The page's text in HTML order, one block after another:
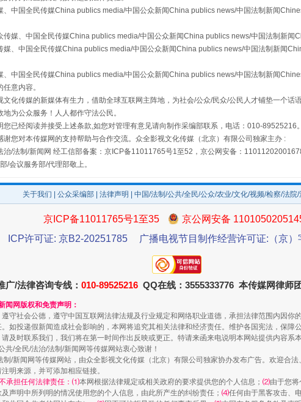
隐身衣” 如何以同查同治破解风腐交织难题
艺术幻境 一颗心始终滚烫
、中国全民传媒China publics media/中国公众新闻China publics news/中国法制新闻
传媒、中国全民传媒China publics media/中国公众新闻China publics news/中国法制新闻
媒、中国全民传媒China publics media/中国公众新闻China publics news/中国法制新闻
、中国全民传媒China publics media/中国公众新闻China publics news/中国法制新闻
意内容。
化传媒的新媒体有生力，借助全球互联网主阵地，为社会/公众/民众/公民人才铺垫一个话
为公众服务！人人都作守法公民。
您已经阅读并接受上述条款,如您对管理有意见请向制作采编部联系，电话：010-
您对本传媒网的支持帮助与合作交流。众全影视文化传媒（北京）有限公司独家主办 :
治/法制/新闻网 经工信部备案：京ICP备11011765号1至52，京公网安备：
/会议服务部/代理部敬上。
关于我们 公众采编部 法律声明 | 中国/法制/公共/全民/公众/农业/文化/视频/检察/法院/
京ICP备11011765号1至35
京公网安备
ICP许可证: 京B2-20251785
广播电视节目制作经营许可证:（京
广/法律咨询专线： 010-89525216 QQ在线：3555333776 本传媒网律师
闻网版权和免责声明：
守社会公德，遵守中国互联网法律法规及行业规定和网络职业道德，承担法律范围内因你
如投递假新闻造成社会影响的，本网将追究其相关法律和经济责任。维护各国宪法，保障
及时联系我们，我们将在第一时间作出反映或更正。特请来函来电说明本网站提供内容系
共/全民/法治/法制/新闻网等传媒网站衷心致谢！
制/新闻网等传媒网站，由众全影视文化传媒（北京）有限公司独家协办发布广告。欢迎合
明来源，并可添加相应链接。
承担任何法律责任：⑴本网根据法律规定或相关政府的要求提供您的个人信息； ⑵由于您
声明中所列明的情况使用您的个人信息，由此所产生的纠纷责任； ⑷任何由于黑客攻击、